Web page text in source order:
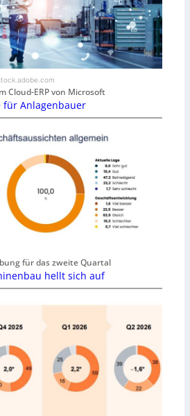
Cloud-ERP von Microsoft
für Anlagenbauer
für das zweite Quartal
hellt sich auf